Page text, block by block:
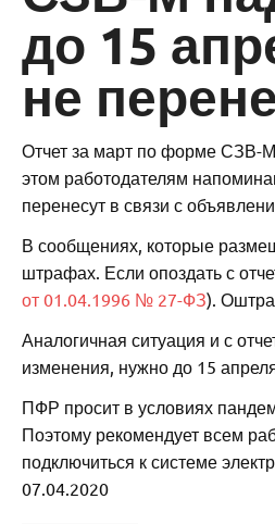
до 15
не
Отчет за март по форме СЗВ-
этом работодателям
перенесут в связи с
В сообщениях, которые
штрафах. Если опоздать с
от 01.04.1996 № 27-ФЗ).
Аналогичная ситуация и с
изменения, нужно до 15
ПФР просит в условиях
Поэтому рекомендует всем
подключиться к системе
07.04.2020